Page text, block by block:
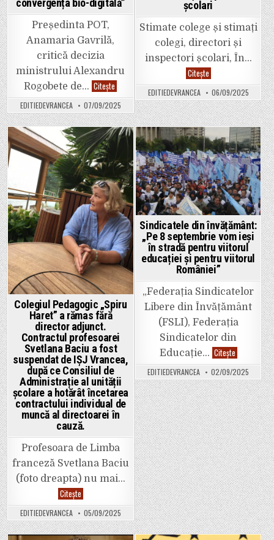
de
lei!”,
a
spus
un
angajat
al
instituției
convergența bio-digitală”
Președinta POT,
Anamaria Gavrilă,
critică decizia
ministrului Alexandru
Rogobete de… Citește Anamaria
Gavrilă
(POT):
„Ministrul
Sănătății
află
pentru
prima
dată
despre
convergența
bio-
digitală”
EDITIEDEVRANCEA 07/09/2025
școlari
Stimate colege și stimați
colegi, directori și
inspectori școlari, În…
CiteșteMesajul
sindicaliștilor
din
educație
adresat
directorilor
și
inspectorilor
școlari
EDITIEDEVRANCEA 06/09/2025
Posted
Colegiul Pedagogic „Spiru
Haret” a rămas fără
director adjunct.
Contractul profesoarei
Svetlana Baciu a fost
suspendat de IȘJ Vrancea,
după ce Consiliul de
Administrație al unității
școlare a hotărât încetarea
contractului individual de
muncă al directoarei în
cauză.
Profesoara de Limba
franceză Svetlana Baciu
(foto dreapta) nu mai…
CiteșteColegiul
Pedagogic
„Spiru
Haret”
a
rămas
EDITIEDEVRANCEA 05/09/2025
Posted
in
Sindicatele din învățământ:
„Pe 8 septembrie vom ieși
în stradă pentru viitorul
educației și pentru viitorul
României”
„Federația Sindicatelor
Libere din Învățământ
(FSLI), Federația
Sindicatelor din
Educație… CiteșteSindicatele
din
învățământ:
„Pe
8
septembrie
vom
ieși
în
stradă
pentru
viitorul
educației
și
pentru
viitorul
României”
EDITIEDEVRANCEA 02/09/2025